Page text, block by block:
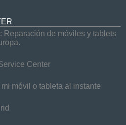
Reparación de móviles y tablets
Center
móvil o tableta al instante